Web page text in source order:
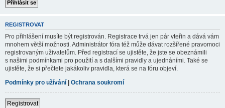
REGISTROVAT
Pro přihlášení musíte být registrován. Registrace trvá jen pár vteřin a dává vám
mnohem větší možnosti. Administrátor fóra též může dávat rozšířené pravomoci
registrovaným uživatelům. Před registrací se ujistěte, že jste se obeznámili
s našimi podmínkami pro použití a s dalšími pravidly a ujednáními. Také se
ujistěte, že si přečtete jakákoliv pravidla, která se na fóru objeví.
Podmínky pro užívání | Ochrana soukromí
Registrovat